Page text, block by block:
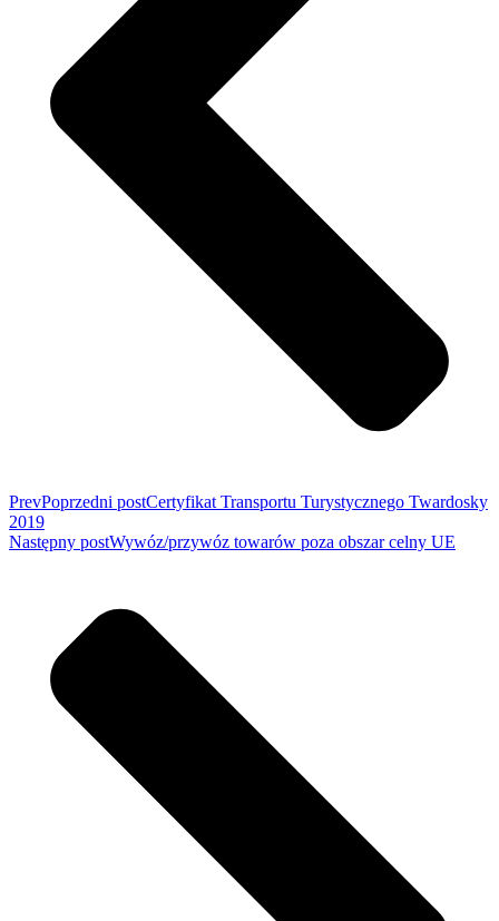
PrevPoprzedni postCertyfikat Transportu Turystycznego Twardosky
2019
Następny postWywóz/przywóz towarów poza obszar celny UE